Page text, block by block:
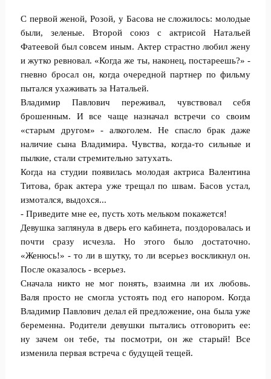
С первой женой, Розой, у Басова не сложилось: молодые
были, зеленые. Второй союз с актрисой Натальей
Фатеевой был совсем иным. Актер страстно любил жену
и жутко ревновал. «Когда же ты, наконец, постареешь?» -
гневно бросал он, когда очередной партнер по фильму
пытался ухаживать за Натальей.
Владимир Павлович переживал, чувствовал себя
брошенным. И все чаще назначал встречи со своим
«старым другом» - алкоголем. Не спасло брак даже
наличие сына Владимира. Чувства, когда-то сильные и
пылкие, стали стремительно затухать.
Когда на студии появилась молодая актриса Валентина
Титова, брак актера уже трещал по швам. Басов устал,
измотался, выдохся...
- Приведите мне ее, пусть хоть мельком покажется!
Девушка заглянула в дверь его кабинета, поздоровалась и
почти сразу исчезла. Но этого было достаточно.
«Женюсь!» - то ли в шутку, то ли всерьез воскликнул он.
После оказалось - всерьез.
Сначала никто не мог понять, взаимна ли их любовь.
Валя просто не смогла устоять под его напором. Когда
Владимир Павлович делал ей предложение, она была уже
беременна. Родители девушки пытались отговорить ее:
ну зачем он тебе, ты посмотри, он же старый! Все
изменила первая встреча с будущей тещей.